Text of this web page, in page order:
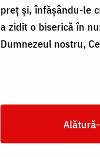
preț și, înfășându-le
a zidit o biserică în
Dumne­zeul nostru,